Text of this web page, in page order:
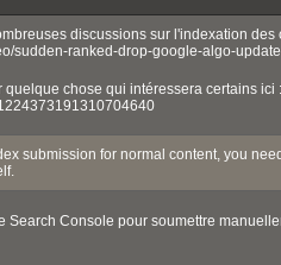
discussions sur l'indexation
sudden-ranked-drop-google-algo-
chose qui intéressera certains ici :
submission for normal content, you
Search Console pour soumettre